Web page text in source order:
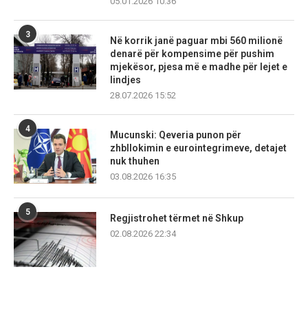
3
Në korrik janë paguar mbi 560 milionë
denarë për kompensime për pushim
mjekësor, pjesa më e madhe për lejet e
lindjes
28.07.2026 15:52
4
Mucunski: Qeveria punon për
zhbllokimin e eurointegrimeve, detajet
nuk thuhen
03.08.2026 16:35
5
Regjistrohet tërmet në Shkup
02.08.2026 22:34